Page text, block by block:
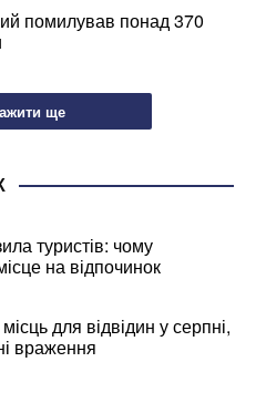
помилував понад 370
ще
туристів: чому
на відпочинок
для відвідин у серпні,
враження